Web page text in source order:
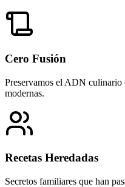
Cero Fusión
Preservamos el ADN culinario
modernas.
Recetas Heredadas
Secretos familiares que han